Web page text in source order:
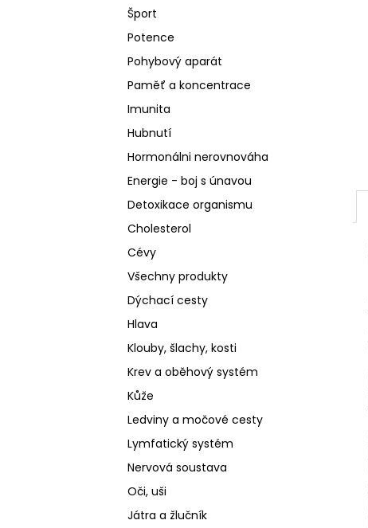
Šport
Potence
Pohybový aparát
Paměť a koncentrace
Imunita
Hubnutí
Hormonálni nerovnováha
Energie - boj s únavou
Detoxikace organismu
Cholesterol
Cévy
Všechny produkty
Dýchací cesty
Hlava
Klouby, šlachy, kosti
Krev a oběhový systém
Kůže
Ledviny a močové cesty
Lymfatický systém
Nervová soustava
Oči, uši
Játra a žlučník